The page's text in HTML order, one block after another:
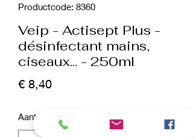
Productcode: 8360
Veip - Actisept Plus -
désinfectant mains,
ciseaux... - 250ml
€ 8,40Prijs
Aantal